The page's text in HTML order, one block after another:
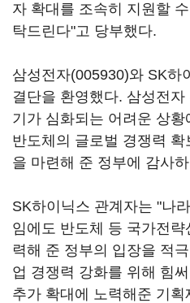
자 확대를 조속히 지원할
탁드린다"고 당부했다.
삼성전자(005930)와 SK하
결단을 환영했다. 삼성전자
기가 심화되는 어려운 상
반도체의 글로벌 경쟁력
을 마련해 준 정부에 감사
SK하이닉스 관계자는 "나
임에도 반도체 등 국가전
력해 준 정부의 입장을 적
업 경쟁력 강화를 위해 힘
추가 확대에 노력해준 기